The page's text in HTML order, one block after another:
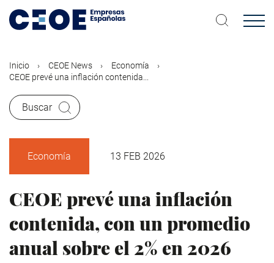
contenido
Inicio CEOE News
Economía
CEOE prevé una inflación contenida...
Buscar
Economía 13 FEB 2026
CEOE prevé una inflación
contenida, con un promedio
anual sobre el 2% en 2026